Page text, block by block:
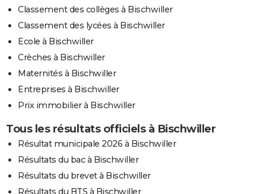
Classement des collèges à Bischwiller
Classement des lycées à Bischwiller
Ecole à Bischwiller
Crèches à Bischwiller
Maternités à Bischwiller
Entreprises à Bischwiller
Prix immobilier à Bischwiller
Tous les résultats officiels à Bischwiller
Résultat municipale 2026 à Bischwiller
Résultats du bac à Bischwiller
Résultats du brevet à Bischwiller
Résultats du BTS à Bischwiller